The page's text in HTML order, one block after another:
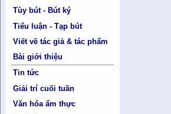
Tùy bút - Bút ký
Tiểu luận - Tạp bút
Viết về tác giả & tác phẩm
Bài giới thiệu
Tin tức
Giải trí cuối tuần
Văn hóa ẩm thực